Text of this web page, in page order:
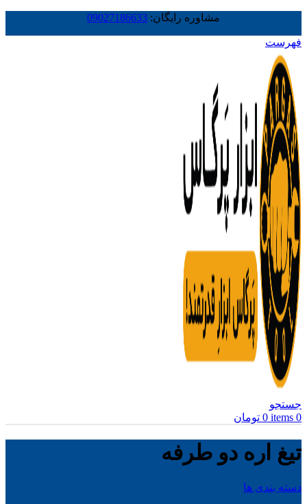
مشاوره رایگان: 09027186633
فهرست
جستجو
0
items
0 تومان
تیغ اره دو طرفه
دسته بندی ها